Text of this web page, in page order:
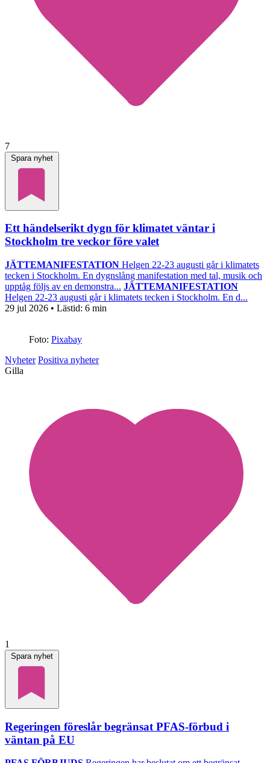
7
Spara nyhet
Ett händelserikt dygn för klimatet väntar i
Stockholm tre veckor före valet
JÄTTEMANIFESTATION Helgen 22-23 augusti går i klimatets
tecken i Stockholm. En dygnslång manifestation med tal, musik och
upptåg följs av en demonstra... JÄTTEMANIFESTATION
Helgen 22-23 augusti går i klimatets tecken i Stockholm. En d...
29 jul 2026 • Lästid: 6 min
Foto: Pixabay
Nyheter Positiva nyheter
Gilla
1
Spara nyhet
Regeringen föreslår begränsat PFAS-förbud i
väntan på EU